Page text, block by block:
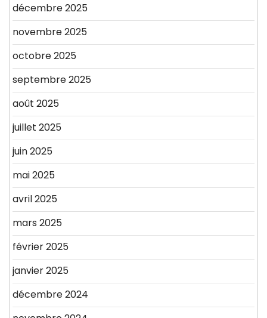
décembre 2025
novembre 2025
octobre 2025
septembre 2025
août 2025
juillet 2025
juin 2025
mai 2025
avril 2025
mars 2025
février 2025
janvier 2025
décembre 2024